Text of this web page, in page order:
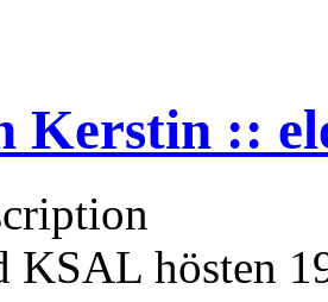
Kerstin ::
KSAL hösten